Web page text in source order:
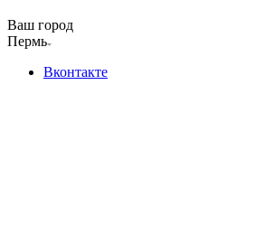
Ваш город
Пермь
Вконтакте